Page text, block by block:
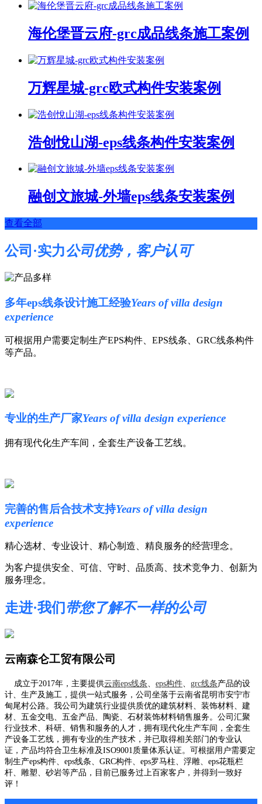
海伦堡晋云府-grc成品线条施工案例
万辉星城-grc欧式构件安装案例
浩创悅山湖-eps线条构件安装案例
融创文旅城-外墙eps线条安装案例
查看全部
公司·实力公司优势，客户认可
多年eps线条设计施工经验Years of villa design
experience
可根据用户需要定制生产EPS构件、EPS线条、GRC线条构件
等产品。
专业的生产厂家Years of villa design experience
拥有现代化生产车间，全套生产设备工艺线。
完善的售后合技术支持Years of villa design
experience
精心选材、专业设计、精心制造、精良服务的经营理念。
为客户提供安全、可信、守时、品质高、技术竞争力、创新为
服务理念。
走进·我们 带您了解不一样的公司
云南森仑工贸有限公司
成立于2017年，主要提供云南eps线条 eps构件 grc线条产品的设
计、生产及施工，提供一站式服务，公司坐落于云南省昆明市安宁市
甸尾村公路。我公司为建筑行业提供质优的建筑材料、装饰材料、建
材、五金交电、五金产品、陶瓷、石材装饰材料销售服务。公司汇聚
行业技术、科研、销售和服务的人才，拥有现代化生产车间，全套生
产设备工艺线，拥有专业的生产技术，并已取得相关部门的专业认
证，产品均符合卫生标准及ISO9001质量体系认证。可根据用户需要定
制生产eps构件、eps线条、GRC构件、eps罗马柱、浮雕、eps花瓶栏
杆、雕塑、砂岩等产品，目前已服务过上百家客户，并得到一致好
评！